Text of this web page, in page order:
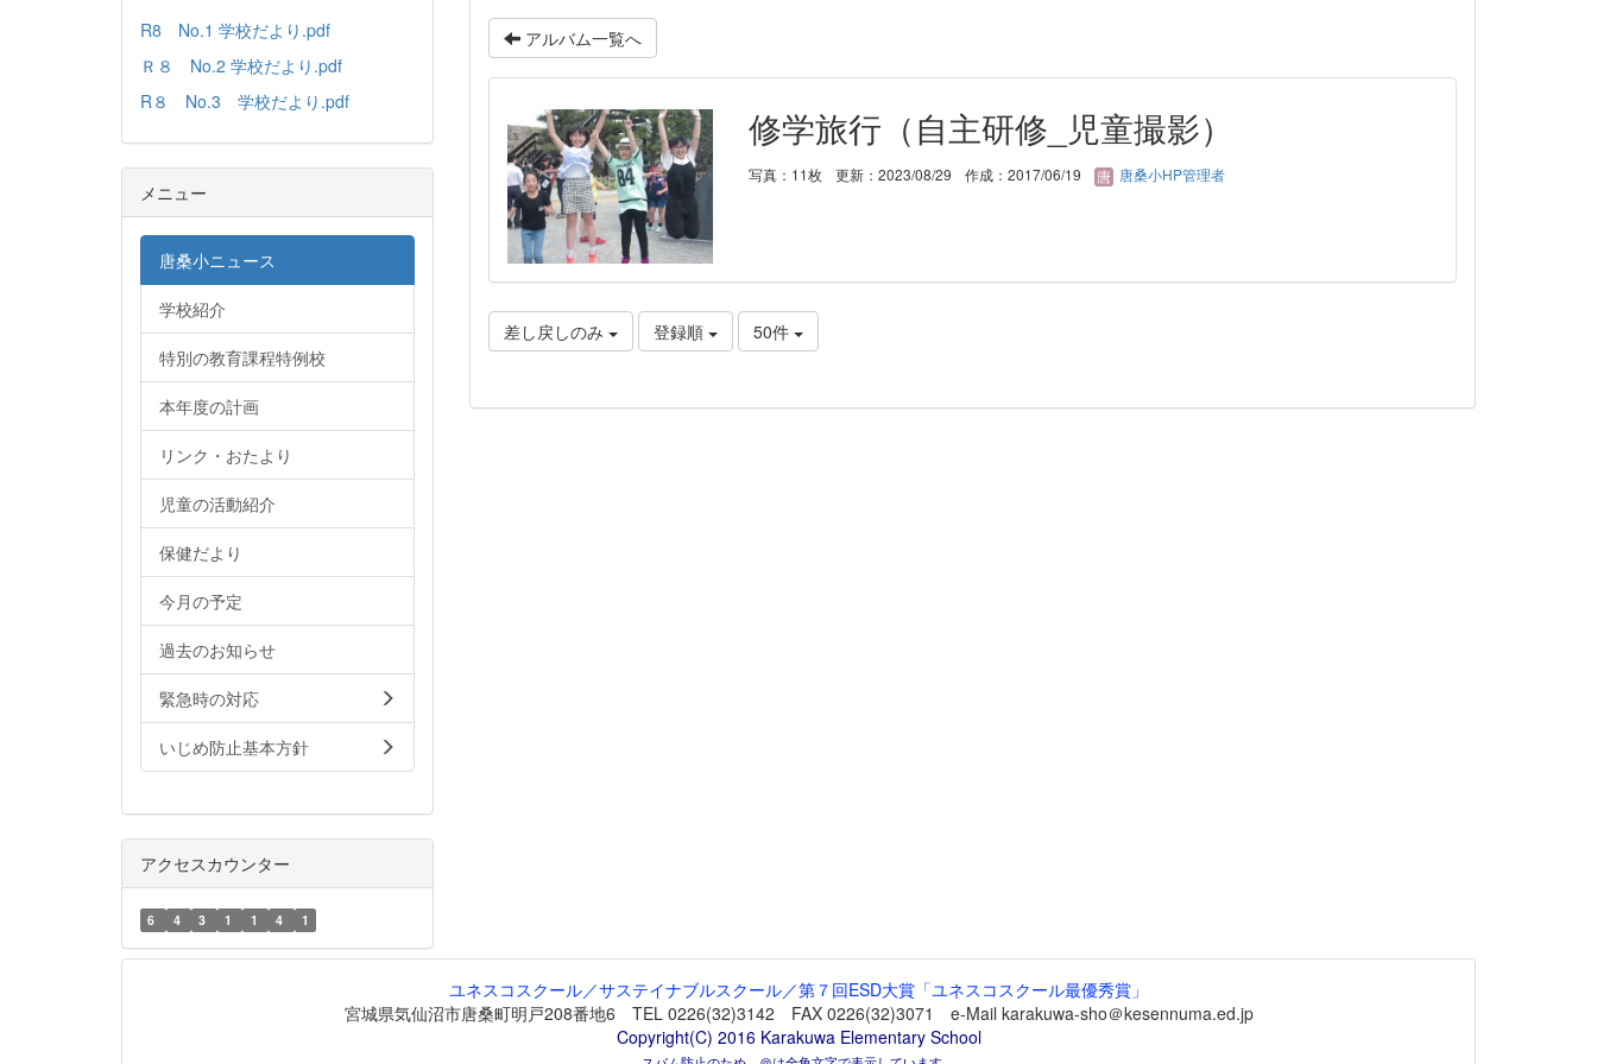
アルバム一覧へ
修学旅行（自主研修_児童撮影）
写真：11枚 更新：2023/08/29 作成：2017/06/19 唐桑小HP管理者
差し戻しのみ 登録順 50件
R8 No.1 学校だより.pdf
Ｒ８ No.2 学校だより.pdf
R８ No.3 学校だより.pdf
メニュー
唐桑小ニュース
学校紹介
特別の教育課程特例校
本年度の計画
リンク・おたより
児童の活動紹介
保健だより
今月の予定
過去のお知らせ
緊急時の対応
いじめ防止基本方針
アクセスカウンター
6 4 3 1 1 4 1
ユネスコスクール／サステイナブルスクール／第７回ESD大賞「ユネスコスクール最優秀賞」
宮城県気仙沼市唐桑町明戸208番地6 TEL 0226(32)3142 FAX 0226(32)3071 e-Mail karakuwa-sho＠kesennuma.ed.jp
Copyright(C) 2016 Karakuwa Elementary School